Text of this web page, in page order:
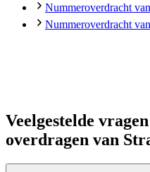
Nummeroverdracht
Nummeroverdracht
Veelgestelde
overdragen van